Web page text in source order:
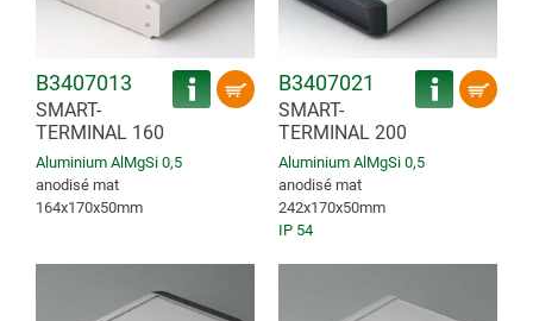
B3407013
SMART-
TERMINAL 160
Aluminium AlMgSi 0,5
anodisé mat
164x170x50mm
B3407021
SMART-
TERMINAL 200
Aluminium AlMgSi 0,5
anodisé mat
242x170x50mm
IP 54